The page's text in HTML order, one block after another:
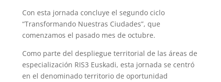
Con esta jornada concluye el segundo ciclo
“Transformando Nuestras Ciudades”, que
comenzamos el pasado mes de octubre.
Como parte del despliegue territorial de las áreas de
especialización RIS3 Euskadi, esta jornada se centró
en el denominado territorio de oportunidad